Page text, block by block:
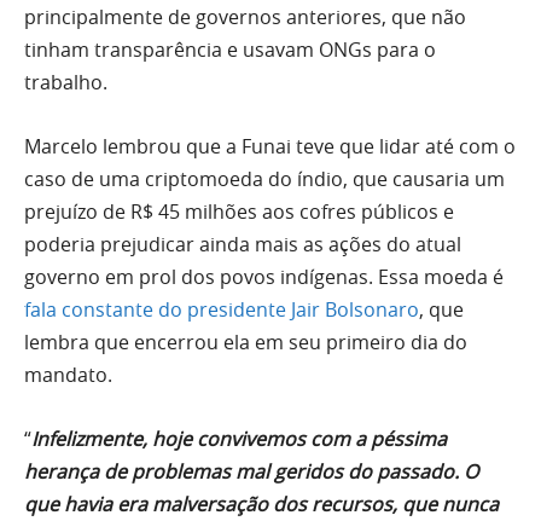
principalmente de governos anteriores, que não
tinham transparência e usavam ONGs para o
trabalho.
Marcelo lembrou que a Funai teve que lidar até com o
caso de uma criptomoeda do índio, que causaria um
prejuízo de R$ 45 milhões aos cofres públicos e
poderia prejudicar ainda mais as ações do atual
governo em prol dos povos indígenas. Essa moeda é
fala constante do presidente Jair Bolsonaro, que
lembra que encerrou ela em seu primeiro dia do
mandato.
“Infelizmente, hoje convivemos com a péssima
herança de problemas mal geridos do passado. O
que havia era malversação dos recursos, que nunca